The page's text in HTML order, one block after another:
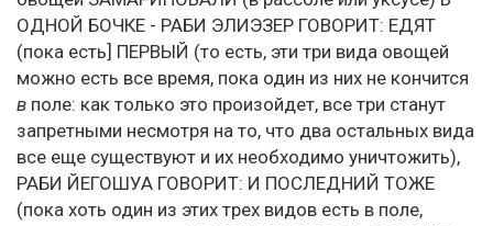
ОДНОЙ БОЧКЕ - РАБИ ЭЛИЭЗЕР ГОВОРИТ: ЕДЯТ
(пока есть] ПЕРВЫЙ (то есть, эти три вида овощей
можно есть все время, пока один из них не кончится
в поле: как только это произойдет, все три станут
запретными несмотря на то, что два остальных вида
все еще существуют и их необходимо уничтожить),
РАБИ ЙЕГОШУА ГОВОРИТ: И ПОСЛЕДНИЙ ТОЖЕ
(пока хоть один из этих трех видов есть в поле,